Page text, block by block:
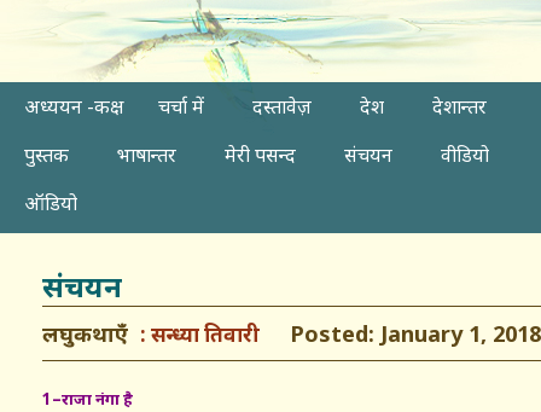
अध्ययन -कक्ष चर्चा में दस्तावेज़ देश
देशान्तर
पुस्तक
भाषान्तर मेरी पसन्द संचयन
वीडियो
ऑडियो
संचयन
लघुकथाएँ सन्ध्या तिवारी Posted: January 1, 2018
1 –राजा नंगा है